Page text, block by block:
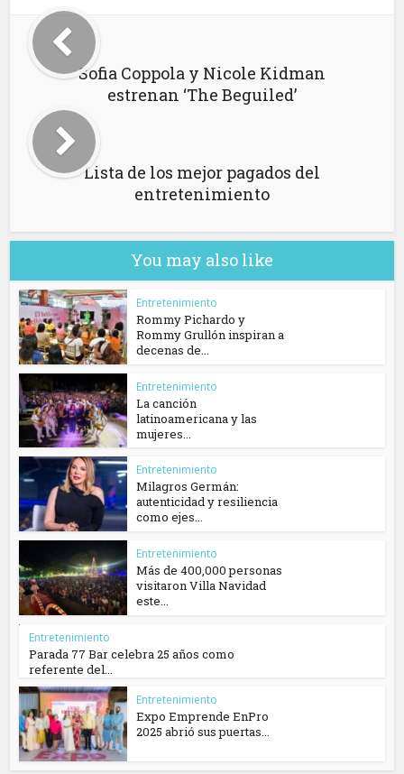
Sofia Coppola y Nicole Kidman
estrenan ‘The Beguiled’
Lista de los mejor pagados del
entretenimiento
You may also like
Entretenimiento
Rommy Pichardo y
Rommy Grullón inspiran a
decenas de...
Entretenimiento
La canción
latinoamericana y las
mujeres...
Entretenimiento
Milagros Germán:
autenticidad y resiliencia
como ejes...
Entretenimiento
Más de 400,000 personas
visitaron Villa Navidad
este...
Entretenimiento
Parada 77 Bar celebra 25 años como
referente del...
Entretenimiento
Expo Emprende EnPro
2025 abrió sus puertas...